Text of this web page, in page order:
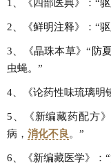
1、《四部医典》：“
2、《鲜明注释》：“
3、《晶珠本草》“防
虫蝇。”
4、《论药性味琉璃明
5、《新编藏药配方
病， 消化不良 。”
6、《新编藏医学》：